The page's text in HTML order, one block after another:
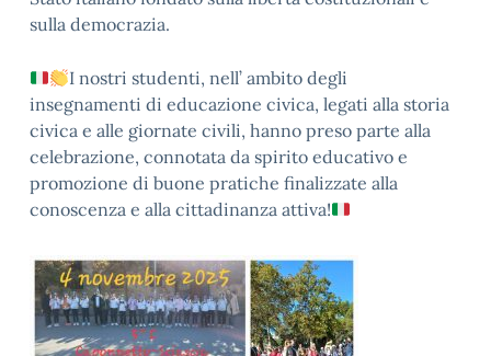
sulla democrazia.
I nostri studenti, nell’ ambito degli
insegnamenti di educazione civica, legati alla storia
civica e alle giornate civili, hanno preso parte alla
celebrazione, connotata da spirito educativo e
promozione di buone pratiche finalizzate alla
conoscenza e alla cittadinanza attiva!